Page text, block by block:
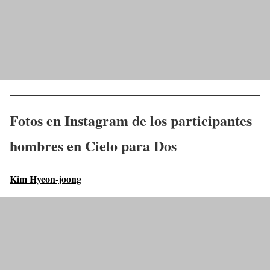
Fotos en Instagram de los participantes
hombres en Cielo para Dos
Kim Hyeon-joong